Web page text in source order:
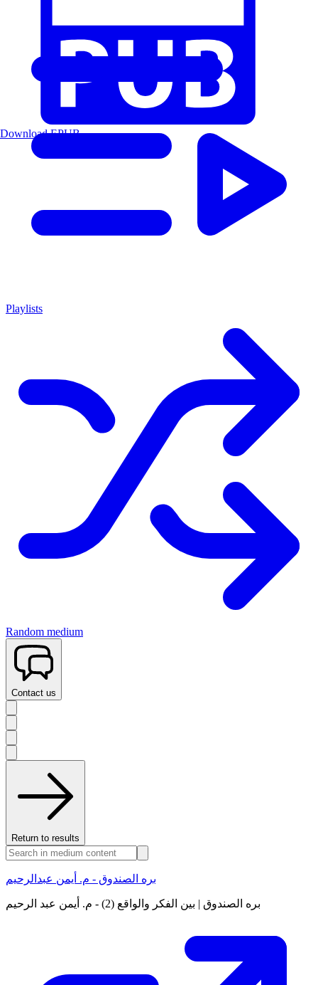
Playlists
Random medium
Contact us
Return to results
بره الصندوق - م. أيمن عبدالرحيم
بره الصندوق | بين الفكر والواقع (2) - م. أيمن عبد الرحيم
Download EPUB